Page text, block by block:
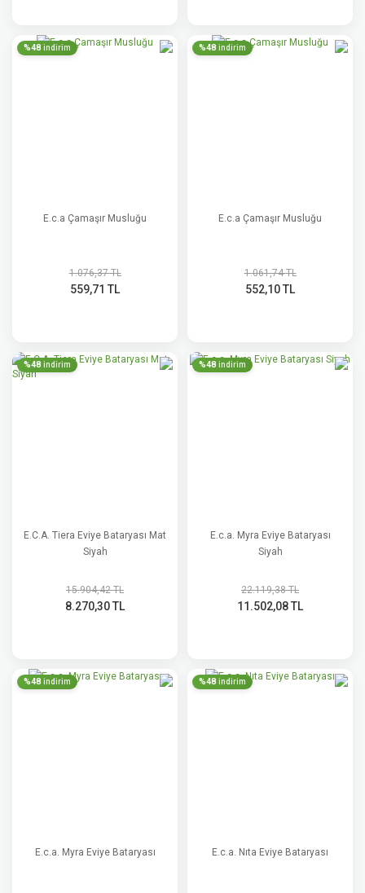
%48 indirim
E.c.a Çamaşır Musluğu
1.076,37 TL
559,71 TL
%48 indirim
E.c.a Çamaşır Musluğu
1.061,74 TL
552,10 TL
%48 indirim
E.C.A. Tiera Eviye Bataryası Mat
Siyah
15.904,42 TL
8.270,30 TL
%48 indirim
E.c.a. Myra Eviye Bataryası
Siyah
22.119,38 TL
11.502,08 TL
%48 indirim
E.c.a. Myra Eviye Bataryası
%48 indirim
E.c.a. Nıta Eviye Bataryası